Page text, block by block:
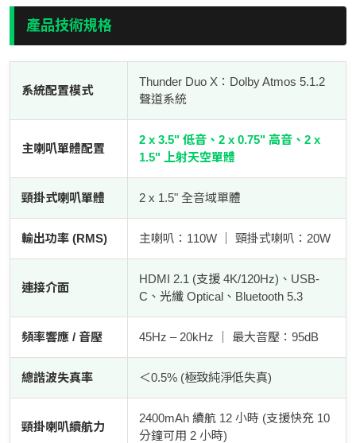
產品技術規格
系統配置模式
Thunder Duo X：Dolby Atmos 5.1.2
聲道系統
主喇叭單體配置
2 x 3.5" 低音、2 x 0.75" 高音、2 x
1.5" 上射天空單體
頸掛式喇叭單體 2 x 1.5" 全音域單體
輸出功率 (RMS) 主喇叭：110W ｜ 頸掛式喇叭：20W
連接介面
HDMI 2.1 (支援 4K/120Hz)、USB-
C、光纖 Optical、Bluetooth 5.3
頻率響應 / 音壓 45Hz – 20kHz ｜ 最大音壓：95dB
總諧波失真率 ＜0.5% (極致純淨低失真)
頸掛喇叭續航力
2400mAh 續航 12 小時 (支援快充 10
分鐘可用 2 小時)